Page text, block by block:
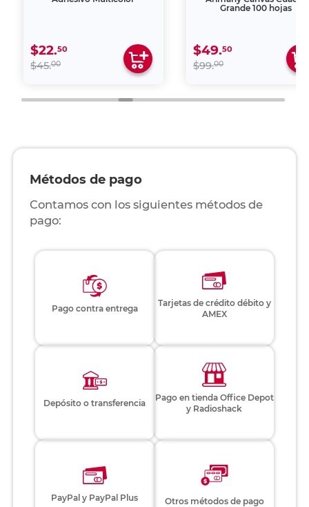
$22.50
$45.00
Grande 100 hojas
$49.50
$99.00
Métodos de pago
Contamos con los siguientes métodos de
pago:
Pago contra entrega
Tarjetas de crédito débito y
AMEX
Depósito o transferencia
Pago en tienda Office Depot
y Radioshack
PayPal y PayPal Plus Otros métodos de pago